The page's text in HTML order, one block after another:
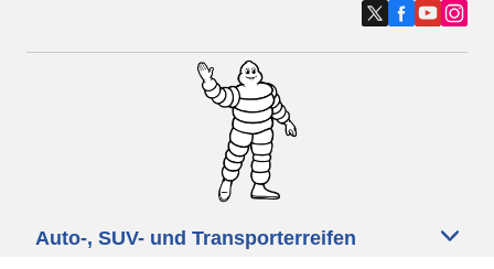
Auto-, SUV- und Transporterreifen